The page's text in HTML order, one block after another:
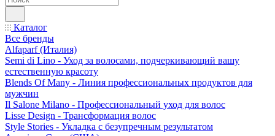
Каталог
Все бренды
Alfaparf (Италия)
Semi di Lino - Уход за волосами, подчеркивающий вашу
естественную красоту
Blends Of Many - Линия профессиональных продуктов для
мужчин
Il Salone Milano - Профессиональный уход для волос
Lisse Design - Трансформация волос
Style Stories - Укладка с безупречным результатом